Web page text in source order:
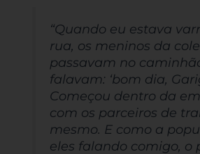
“Quando eu estava
rua, os meninos da
passavam no
falavam: ‘bom dia,
Começou dentro da
com os parceiros de
mesmo. E como a
eles falando comigo, o